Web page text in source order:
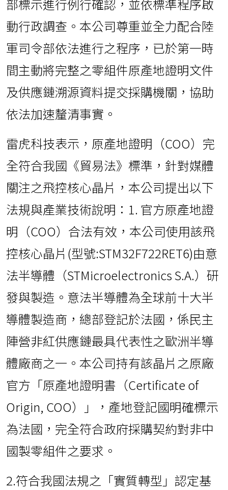
部標示進行例行確認，並依標準程序啟
動行政調查。本公司尊重並全力配合陸
軍司令部依法進行之程序，已於第一時
間主動將完整之零組件原產地證明文件
及供應鏈溯源資料提交採購機關，協助
依法加速釐清事實。
雷虎科技表示，原產地證明（COO）完
全符合我國《貿易法》標準，針對媒體
關注之飛控核心晶片，本公司提出以下
法規與產業技術說明：1. 官方原產地證
明（COO）合法有效，本公司使用該飛
控核心晶片(型號:STM32F722RET6)由意
法半導體（STMicroelectronics S.A.）研
發與製造。意法半導體為全球前十大半
導體製造商，總部登記於法國，係民主
陣營非紅供應鏈最具代表性之歐洲半導
體廠商之一。本公司持有該晶片之原廠
官方「原產地證明書（Certificate of
Origin, COO）」，產地登記國明確標示
為法國，完全符合政府採購契約對非中
國製零組件之要求。
2.符合我國法規之「實質轉型」認定基